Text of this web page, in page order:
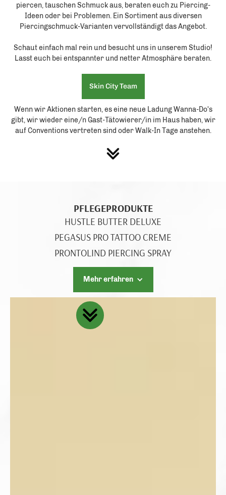
piercen, tauschen Schmuck aus, beraten euch zu Piercing-
Ideen oder bei Problemen. Ein Sortiment aus diversen
Piercingschmuck-Varianten vervollständigt das Angebot.
Schaut einfach mal rein und besucht uns in unserem Studio!
Lasst euch bei entspannter und netter Atmosphäre beraten.
Skin City Team
Wenn wir Aktionen starten, es eine neue Ladung Wanna-Do's
gibt, wir wieder eine/n Gast-Tätowierer/in im Haus haben, wir
auf Conventions vertreten sind oder Walk-In Tage anstehen.
PFLEGEPRODUKTE
HUSTLE BUTTER DELUXE
PEGASUS PRO TATTOO CREME
PRONTOLIND PIERCING SPRAY
Mehr erfahren